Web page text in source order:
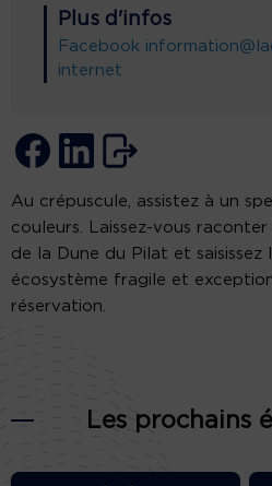
Plus d'infos
Facebook
internet
Au crépuscule, assistez à un
couleurs. Laissez-vous raconter
de la Dune du Pilat et
écosystème fragile et
réservation.
Les prochains